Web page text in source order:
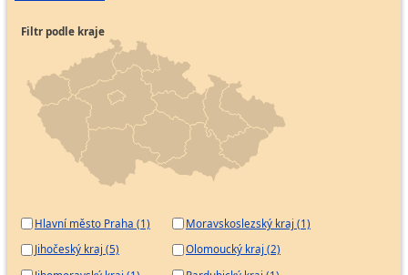
Filtr podle kraje
Hlavní město Praha (1)
Jihočeský kraj (5)
Moravskoslezský kraj (1)
Olomoucký kraj (2)